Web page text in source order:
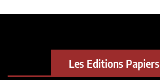
Les Editions Papiers